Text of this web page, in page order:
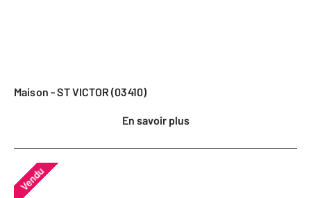
Maison - ST VICTOR (03410)
En savoir plus
Vendu